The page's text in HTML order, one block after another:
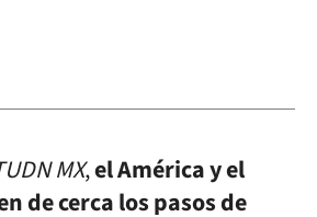
MX,el América y el
de cerca los pasos de